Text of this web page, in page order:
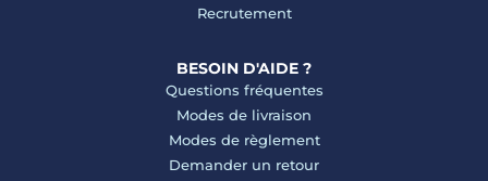
Recrutement
BESOIN D'AIDE ?
Questions fréquentes
Modes de livraison
Modes de règlement
Demander un retour